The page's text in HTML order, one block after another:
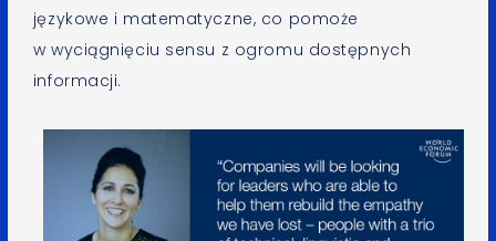
językowe i matematyczne, co pomoże
w wyciągnięciu sensu z ogromu dostępnych
informacji.